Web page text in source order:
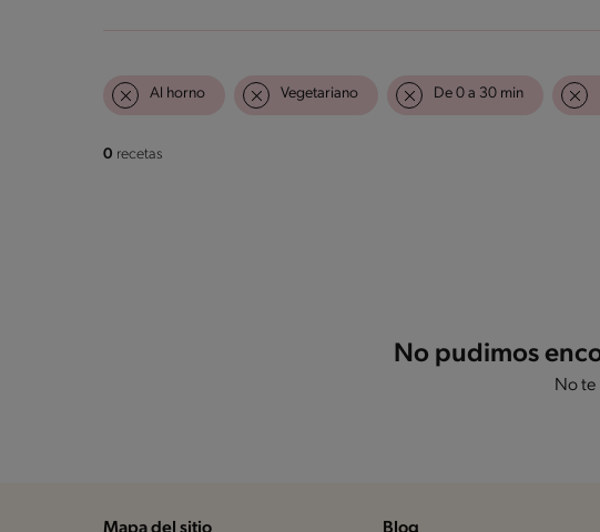
Al horno Vegetariano De 0 a 30 min
0 recetas
No pudimos
No te
Mapa del sitio Blog